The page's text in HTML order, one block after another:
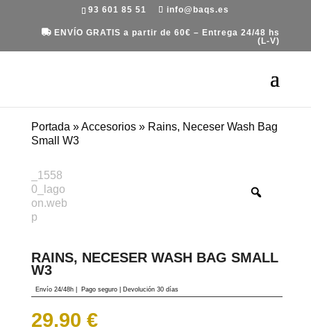
93 601 85 51 info@baqs.es
ENVÍO GRATIS a partir de 60€ – Entrega 24/48 hs
(L-V)
Portada »Accesorios» Rains, Neceser Wash Bag
Small W3
RAINS, NECESER WASH BAG SMALL
W3
Envío 24/48h| Pago seguro | Devolución 30 días
29.90 €